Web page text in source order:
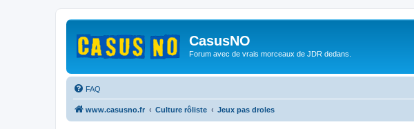
CasusNO
Forum avec de vrais morceaux de JDR dedans.
FAQ
www.casusno.fr Culture rôliste Jeux pas droles